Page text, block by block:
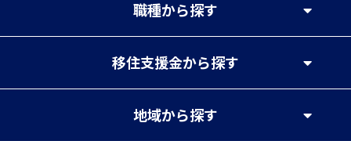
職種から探す
移住支援金から探す
地域から探す